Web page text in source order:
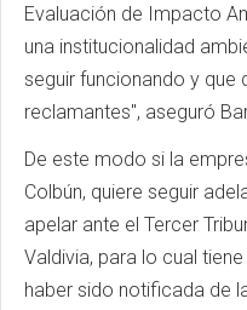
Evaluación de Impacto
una institucionalidad
seguir funcionando y que
reclamantes", aseguró
De este modo si la
Colbún, quiere seguir
apelar ante el Tercer
Valdivia, para lo cual
haber sido notificada de